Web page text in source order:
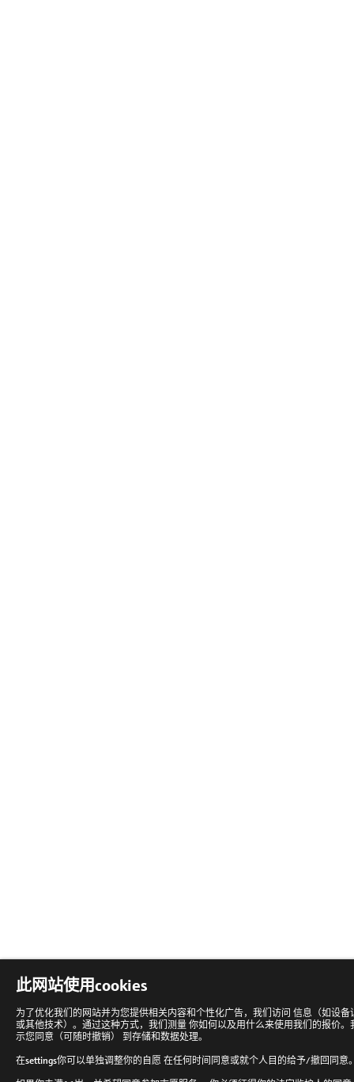
此网站使用cookies
为了优化我们的网站并为您提供相关内容和个性化广告，我们访问 信息（如设
或其他技术）。通过这种方式，我们测量 你如何以及用什么来使用我们的报价
示您同意（可随时撤销） 到存储和数据处理。
在settings你可以单独调整你的自愿 在任何时间同意或就个人目的给予/撤回同意